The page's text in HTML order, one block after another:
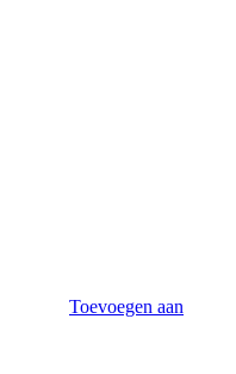
Toevoegen aan